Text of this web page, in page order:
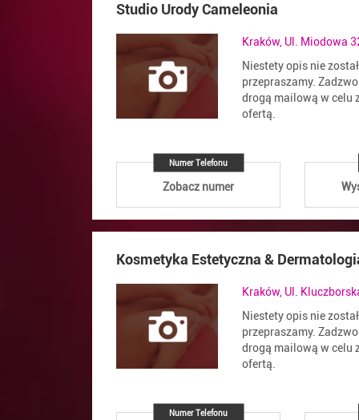
Studio Urody Cameleonia
Kraków, Ul. Miodowa
Niestety opis nie
przepraszamy.
drogą mailową w celu
ofertą.
Numer Telefonu
Zobacz numer
Kosmetyka Estetyczna &
Kraków, Ul.
Niestety opis nie
przepraszamy.
drogą mailową w celu
ofertą.
Numer Telefonu